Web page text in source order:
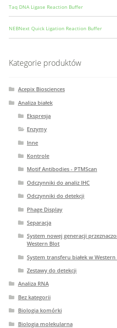
Taq DNA Ligase Reaction Buffer
NEBNext Quick Ligation Reaction Buffer
Kategorie produktów
Acepix Biosciences
Analiza białek
Ekspresja
Enzymy
Inne
Kontrole
Motif Antibodies - PTMScan
Odczynniki do analiz IHC
Odczynniki do detekcji
Phage Display
Separacja
System nowej generacji
Western Blot
System transferu białek w
Zestawy do detekcji
Analiza RNA
Bez kategorii
Biologia komórki
Biologia molekularna